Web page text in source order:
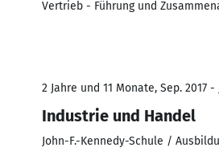
Vertrieb - Führung und
2 Jahre und 11 Monate, Sep. 2017 -
Industrie und Handel
John-F.-Kennedy-Schule /